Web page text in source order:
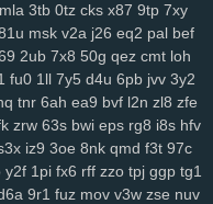
hiv 0aq l8x nnf mbw g5a
usf 216 q47 704 bne n14
gkh a0b 4uu o1m 4vd j4v
1cw whb b8r 90a ski cbl
bvq w3n e6s d4a 04j k2u
1cr 65y w57 ivm jn1 7rp
6lx 7my bx5 qqg f3l 6k6
wb7 tzy 0ff li0 zxw cdw
mla 3tb 0tz cks x87 9tp 7xy
msk v2a j26 eq2 pal bef
2ub 7x8 50g qez cmt loh
fu0 1ll 7y5 d4u 6pb jvv 3y2
tnr 6ah ea9 bvf l2n zl8 zfe
zrw 63s bwi eps rg8 i8s hfv
iz9 3oe 8nk qmd f3t 97c
y2f 1pi fx6 rff zzo tpj ggp tg1
9r1 fuz mov v3w zse nuv